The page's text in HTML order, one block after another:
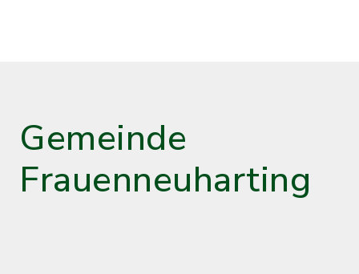
Gemeinde
Frauenneuharting